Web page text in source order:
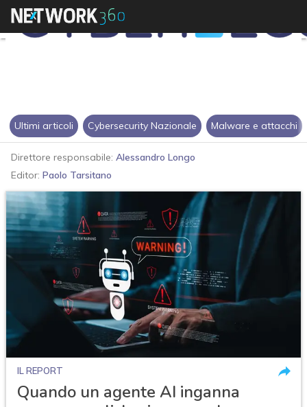
Ultimi articoli Cybersecurity Nazionale Malware e attacchi
Direttore responsabile: Alessandro Longo
Editor: Paolo Tarsitano
IL REPORT
Quando un agente AI inganna